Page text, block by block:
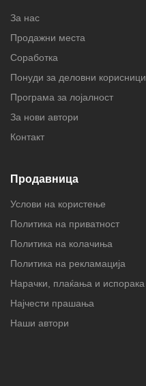
За нас
Продажни места
Соработка
Понуди за деловни корисници
Програма за лојалност
За нови автори
Контакт
Продавница
Услови на користење
Политика на приватност
Политика на колачиња
Политика на рекламација
Нарачки, плаќања и испорака
Најчести прашања
Наши автори